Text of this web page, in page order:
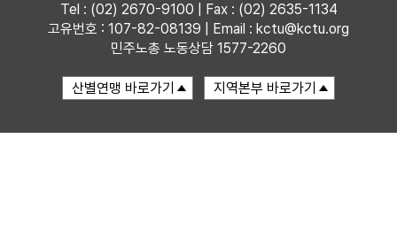
Tel : (02) 2670-9100 | Fax : (02) 2635-1134
고유번호 : 107-82-08139 | Email : kctu@kctu.org
민주노총 노동상담 1577-2260